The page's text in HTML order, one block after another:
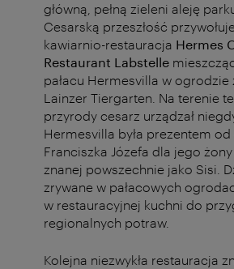
główną, pełną zieleni aleję
Cesarską przeszłość
kawiarnio-restauracja Hermes
Restaurant Labstelle
pałacu Hermesvilla w
Lainzer Tiergarten. Na terenie
przyrody cesarz urządzał
Hermesvilla była prezentem od
Franciszka Józefa dla jego żony
znanej powszechnie jako Sisi.
zrywane w pałacowych
w restauracyjnej kuchni do
regionalnych potraw.
Kolejna niezwykła restauracja